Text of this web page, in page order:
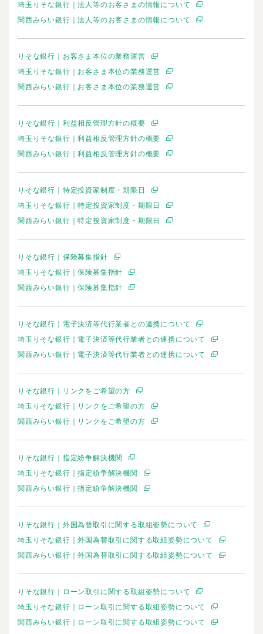
埼玉りそな銀行｜法人等のお客さまの情報について
関西みらい銀行｜法人等のお客さまの情報について
りそな銀行｜お客さま本位の業務運営
埼玉りそな銀行｜お客さま本位の業務運営
関西みらい銀行｜お客さま本位の業務運営
りそな銀行｜利益相反管理方針の概要
埼玉りそな銀行｜利益相反管理方針の概要
関西みらい銀行｜利益相反管理方針の概要
りそな銀行｜特定投資家制度・期限日
埼玉りそな銀行｜特定投資家制度・期限日
関西みらい銀行｜特定投資家制度・期限日
りそな銀行｜保険募集指針
埼玉りそな銀行｜保険募集指針
関西みらい銀行｜保険募集指針
りそな銀行｜電子決済等代行業者との連携について
埼玉りそな銀行｜電子決済等代行業者との連携について
関西みらい銀行｜電子決済等代行業者との連携について
りそな銀行｜リンクをご希望の方
埼玉りそな銀行｜リンクをご希望の方
関西みらい銀行｜リンクをご希望の方
りそな銀行｜指定紛争解決機関
埼玉りそな銀行｜指定紛争解決機関
関西みらい銀行｜指定紛争解決機関
りそな銀行｜外国為替取引に関する取組姿勢について
埼玉りそな銀行｜外国為替取引に関する取組姿勢について
関西みらい銀行｜外国為替取引に関する取組姿勢について
りそな銀行｜ローン取引に関する取組姿勢について
埼玉りそな銀行｜ローン取引に関する取組姿勢について
関西みらい銀行｜ローン取引に関する取組姿勢について